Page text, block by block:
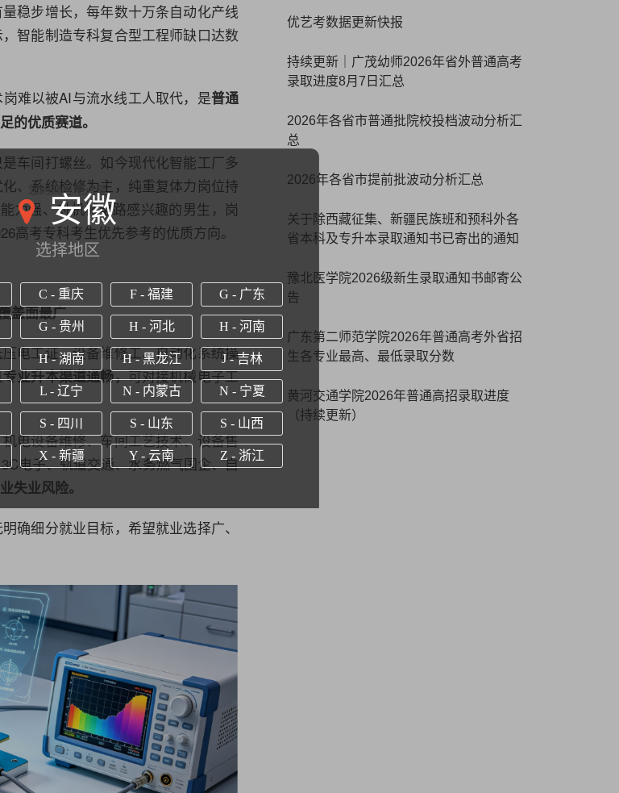
稳步增长，每年数十万条自动化产线
智能制造专科复合型工程师缺口达数
难以被AI与流水线工人取代，是普通
的优质赛道。
车间打螺丝。如今现代化智能工厂多
、系统检修为主，纯重复体力岗位持
力强、对机械电路感兴趣的男生，岗
高考专科考生优先参考的优质方向。
盖面最广
电工证、设备维修工、自动化系统操
专业升本渠道通畅，可对接机械电子工
电设备维修、车间工艺技术、设备售
电子、轨道交通、水务燃气国企、自
失业风险。
确细分就业目标，希望就业选择广、
优艺考数据更新快报
持续更新｜广茂幼师2026年省外普通高考
录取进度8月7日汇总
2026年各省市普通批院校投档波动分析汇
总
2026年各省市提前批波动分析汇总
关于除西藏征集、新疆民族班和预科外各
省本科及专升本录取通知书已寄出的通知
豫北医学院2026级新生录取通知书邮寄公
告
广东第二师范学院2026年普通高考外省招
生各专业最高、最低录取分数
黄河交通学院2026年普通高招录取进度
（持续更新）
您的高考地点是
安徽
选择地区
C - 重庆 F - 福建 G - 广东
G - 贵州 H - 河北 H - 河南
H - 湖南 H - 黑龙江 J - 吉林
L - 辽宁 N - 内蒙古 N - 宁夏
S - 四川 S - 山东 S - 山西
X - 新疆 Y - 云南 Z - 浙江